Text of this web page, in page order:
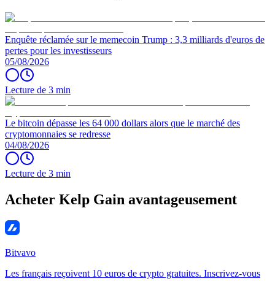
Enquête réclamée sur le memecoin Trump : 3,3 milliards d'euros de
pertes pour les investisseurs
05/08/2026
Lecture de 3 min
Le bitcoin dépasse les 64 000 dollars alors que le marché des
cryptomonnaies se redresse
04/08/2026
Lecture de 3 min
Acheter Kelp Gain avantageusement
Bitvavo
Les français reçoivent 10 euros de crypto gratuites. Inscrivez-vous